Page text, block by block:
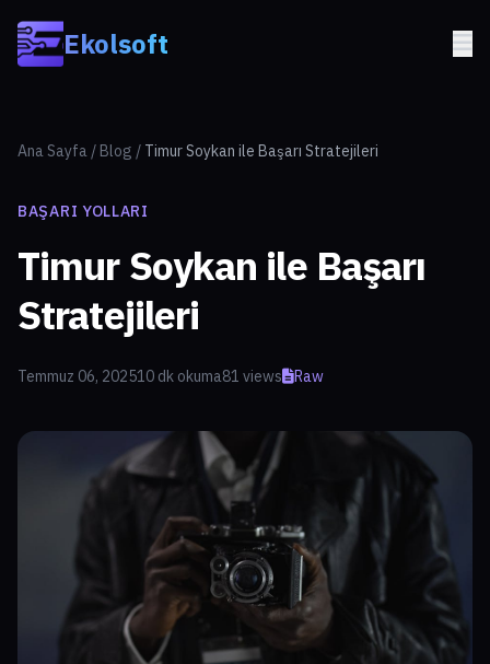
Ekolsoft
Ana Sayfa / Blog / Timur Soykan ile Başarı Stratejileri
BAŞARI YOLLARI
Timur Soykan ile Başarı
Stratejileri
Temmuz 06, 202510 dk okuma81 views Raw